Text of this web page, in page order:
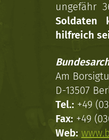
ungefähr
Soldaten
hilfreich
Am
D-13507
Tel.: +49
Fax: +49
Web: